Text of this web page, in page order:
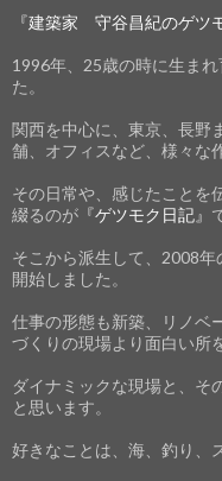
『建築家 守谷昌紀のゲツ
1996年、25歳の時に生ま
た。
関西を中心に、東京、長野
舗、オフィスなど、様々な
その日常や、感じたことを
綴るのが 『ゲツモク日記』
そこから派生して、2008年
開始しました。
仕事の形態も新築、リノベ
づくりの現場より面白い所
ダイナミックな現場と、そ
と思います。
好きなことは、海、釣り、